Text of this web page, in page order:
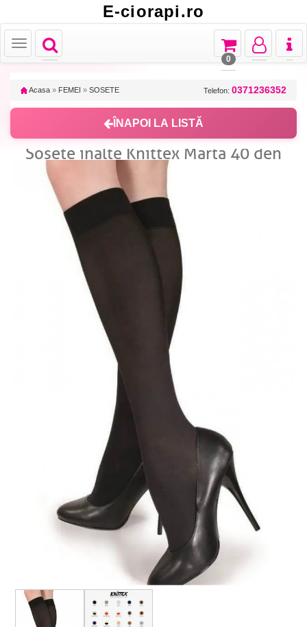
E-ciorapi.ro
Toggle
navigation
Toggle
Toggle
navigation
Toggle
navigation
Toggle
navigation
0
Acasa » FEMEI » SOSETE Telefon: 0371236352
ÎNAPOI LA LISTĂ
Sosete inalte Knittex Marta 40 den